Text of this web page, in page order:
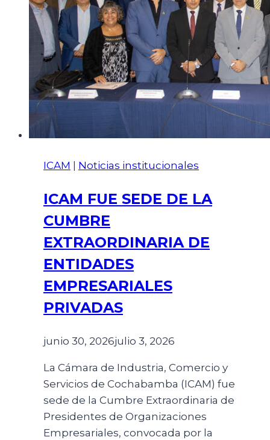
ICAM | Noticias institucionales
ICAM FUE SEDE DE LA
CUMBRE
EXTRAORDINARIA DE
ENTIDADES
EMPRESARIALES
PRIVADAS
junio 30, 2026julio 3, 2026
La Cámara de Industria, Comercio y
Servicios de Cochabamba (ICAM) fue
sede de la Cumbre Extraordinaria de
Presidentes de Organizaciones
Empresariales, convocada por la